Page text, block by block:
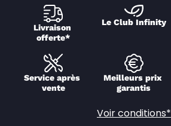
Livraison
offerte*
Le Club Infinity
Service après
vente
Meilleurs prix
garantis
Voir conditions*